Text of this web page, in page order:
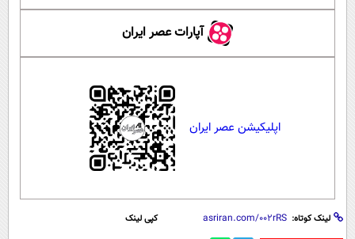
آپارات عصر ایران
اپلیکیشن عصر ایران
لینک کوتاه: کپی لینک